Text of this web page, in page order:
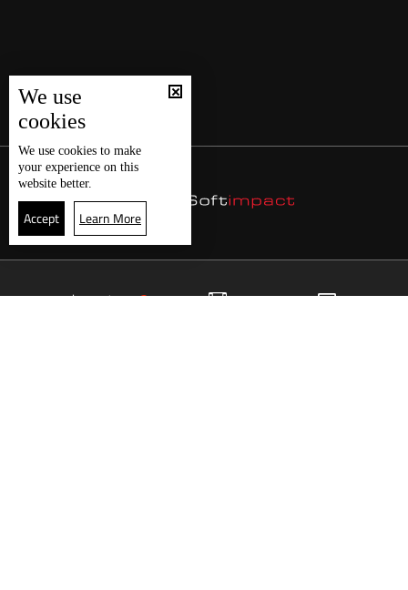
23
We use
cookies
We use cookies to make
your experience on this
website better.
Accept Learn More
موقع البرامج الجدول البث المباشر